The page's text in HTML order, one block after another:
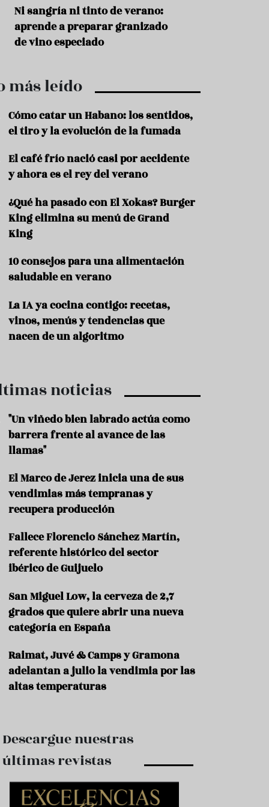
t
o
m
R
e
S
u
d
o
d
n
e
r
a
n
s
F
n
Ni sangría ni tinto de verano:
aprende a preparar granizado
de vino especiado
más leído
Cómo catar un Habano: los sentidos,
el tiro y la evolución de la fumada
El café frío nació casi por accidente
y ahora es el rey del verano
¿Qué ha pasado con El Xokas? Burger
King elimina su menú de Grand
King
10 consejos para una alimentación
saludable en verano
La IA ya cocina contigo: recetas,
vinos, menús y tendencias que
nacen de un algoritmo
noticias
"Un viñedo bien labrado actúa como
barrera frente al avance de las
llamas"
El Marco de Jerez inicia una de sus
vendimias más tempranas y
recupera producción
Fallece Florencio Sánchez Martín,
referente histórico del sector
ibérico de Guijuelo
San Miguel Low, la cerveza de 2,7
grados que quiere abrir una nueva
categoría en España
Raimat, Juvé & Camps y Gramona
adelantan a julio la vendimia por las
altas temperaturas
Descargue nuestras
últimas revistas